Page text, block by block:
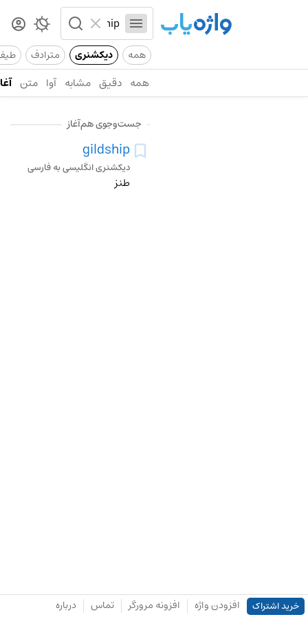
همه دیکشنری مترادف
همه دقیق مشابه آوا متن
جست‌وجوی هم‌آغاز
gildship
دیکشنری انگلیسی به فارسی
طنز
خرید اشتراک افزودن واژه افزونه مرورگر تماس درباره